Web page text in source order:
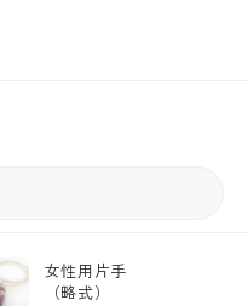
女性用片手
（略式）